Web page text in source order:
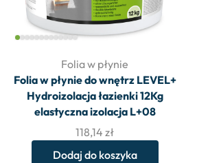
Folia w płynie
Folia w płynie do wnętrz LEVEL+
Hydroizolacja łazienki 12Kg
elastyczna izolacja L+08
118,14zł
Dodaj do koszyka